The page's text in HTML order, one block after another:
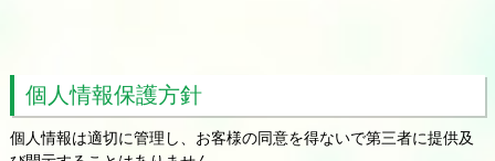
個人情報保護方針
個人情報は適切に管理し、お客様の同意を得ないで第三者に提供及